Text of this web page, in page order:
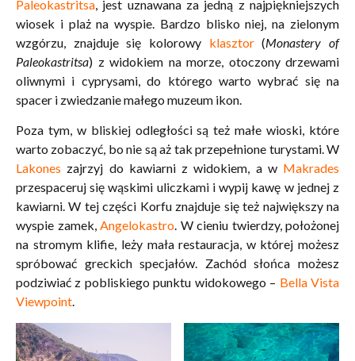
Paleokastritsa, jest uznawana za jedną z najpiękniejszych
wiosek i plaż na wyspie. Bardzo blisko niej, na zielonym
wzgórzu, znajduje się kolorowy klasztor(Monastery of
Paleokastritsa) z widokiem na morze, otoczony drzewami
oliwnymi i cyprysami, do którego warto wybrać się na
spacer i zwiedzanie małego muzeum ikon.
Poza tym, w bliskiej odległości są też małe wioski, które
warto zobaczyć, bo nie są aż tak przepełnione turystami. W
Lakones zajrzyj do kawiarni z widokiem, a w Makrades
przespaceruj się wąskimi uliczkami i wypij kawę w jednej z
kawiarni. W tej części Korfu znajduje się też największy na
wyspie zamek, Angelokastro. W cieniu twierdzy, położonej
na stromym klifie, leży mała restauracja, w której możesz
spróbować greckich specjałów. Zachód słońca możesz
podziwiać z pobliskiego punktu widokowego – Bella Vista
Viewpoint.